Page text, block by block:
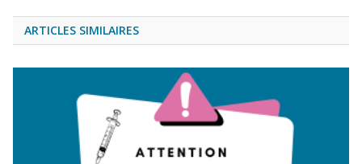
ARTICLES SIMILAIRES